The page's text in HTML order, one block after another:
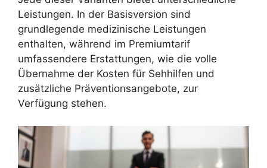
Leistungen. In der Basisversion sind
grundlegende medizinische Leistungen
enthalten, während im Premiumtarif
umfassendere Erstattungen, wie die volle
Übernahme der Kosten für Sehhilfen und
zusätzliche Präventionsangebote, zur
Verfügung stehen.